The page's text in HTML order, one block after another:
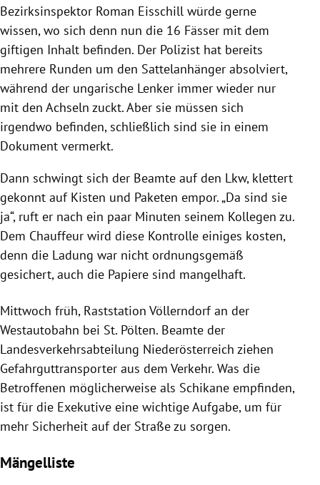
Untermenü
Bezirksinspektor Roman Eisschill würde gerne
wissen, wo sich denn nun die 16 Fässer mit dem
giftigen Inhalt befinden. Der Polizist hat bereits
mehrere Runden um den Sattelanhänger absolviert,
während der ungarische Lenker immer wieder nur
mit den Achseln zuckt. Aber sie müssen sich
irgendwo befinden, schließlich sind sie in einem
Dokument vermerkt.
Dann schwingt sich der Beamte auf den Lkw, klettert
gekonnt auf Kisten und Paketen empor. „Da sind sie
ja“, ruft er nach ein paar Minuten seinem Kollegen zu.
Dem Chauffeur wird diese Kontrolle einiges kosten,
denn die Ladung war nicht ordnungsgemäß
gesichert, auch die Papiere sind mangelhaft.
Mittwoch früh, Raststation Völlerndorf an der
Westautobahn bei St. Pölten. Beamte der
Landesverkehrsabteilung Niederösterreich ziehen
Gefahrguttransporter aus dem Verkehr. Was die
Betroffenen möglicherweise als Schikane empfinden,
ist für die Exekutive eine wichtige Aufgabe, um für
mehr Sicherheit auf der Straße zu sorgen.
Mängelliste